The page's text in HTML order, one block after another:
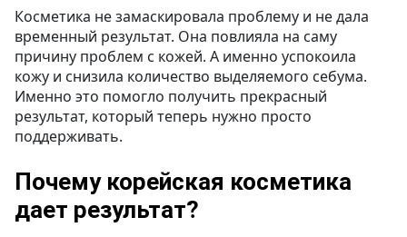
Косметика не замаскировала проблему и не дала
временный результат. Она повлияла на саму
причину проблем с кожей. А именно успокоила
кожу и снизила количество выделяемого себума.
Именно это помогло получить прекрасный
результат, который теперь нужно просто
поддерживать.
Почему корейская косметика
дает результат?